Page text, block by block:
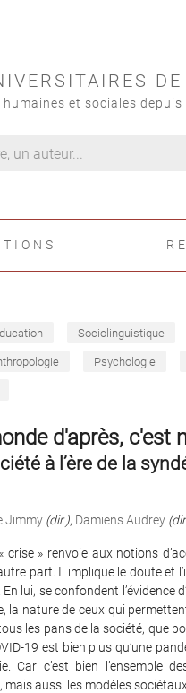
DE
humaines et sociales depuis
Sociolinguistique
Psychologie
d'après, c'est
à l’ère de la
Jimmy (dir.), Damiens Audrey
crise » renvoie aux notions
part. Il implique le doute et
En lui, se confondent l’évidence
la nature de ceux qui
les pans de la société, que
19 est bien plus qu’une
Car c’est bien l’ensemble
mais aussi les modèles